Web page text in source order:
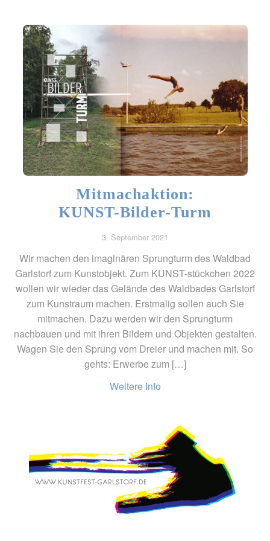
Mitmachaktion:
KUNST-Bilder-Turm
3. September 2021
Wir machen den imaginären Sprungturm des Waldbad
Garlstorf zum Kunstobjekt. Zum KUNST-stückchen 2022
wollen wir wieder das Gelände des Waldbades Garlstorf
zum Kunstraum machen. Erstmalig sollen auch Sie
mitmachen. Dazu werden wir den Sprungturm
nachbauen und mit ihren Bildern und Objekten gestalten.
Wagen Sie den Sprung vom Dreier und machen mit. So
gehts: Erwerbe zum […]
Weitere Info